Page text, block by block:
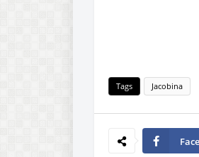
Tags Jacobina